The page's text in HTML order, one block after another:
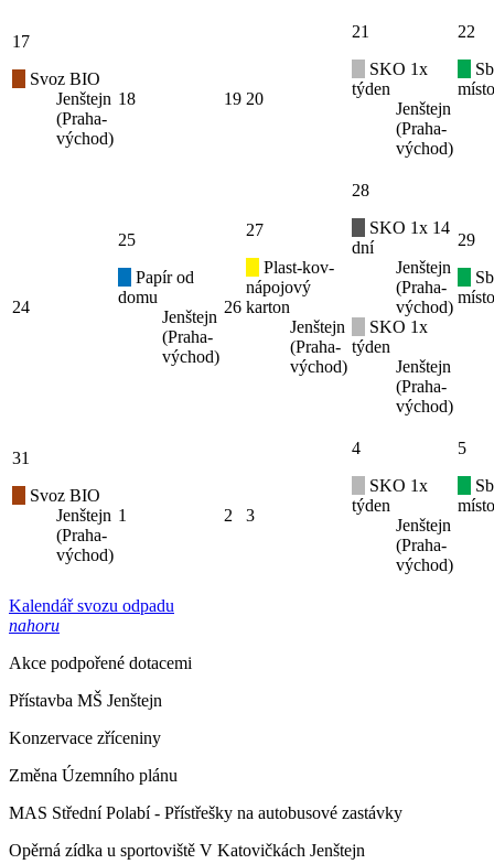
17
Svoz BIO
Jenštejn
(Praha-
východ)
18 19 20
21
SKO 1x
týden
Jenštejn
(Praha-
východ)
22
24
25
Papír od
domu
Jenštejn
(Praha-
východ)
26
27
Plast-kov-
nápojový
karton
Jenštejn
(Praha-
východ)
28
SKO 1x 14
dní
Jenštejn
(Praha-
východ)
SKO 1x
týden
Jenštejn
(Praha-
východ)
29
31
Svoz BIO
Jenštejn
(Praha-
východ)
1 2 3
4
SKO 1x
týden
Jenštejn
(Praha-
východ)
5
Kalendář svozu odpadu
nahoru
Akce podpořené dotacemi
Přístavba MŠ Jenštejn
Konzervace zříceniny
Změna Územního plánu
MAS Střední Polabí - Přístřešky na autobusové zastávky
Opěrná zídka u sportoviště V Katovičkách Jenštejn